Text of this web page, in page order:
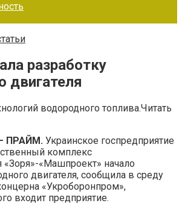
разработку
двигателя
Читать
ПРАЙМ. Украинское госпредприятие
комплекс
«Зоря»-«Машпроект» начало
двигателя, сообщила в среду
«Укроборонпром»,
входит предприятие.